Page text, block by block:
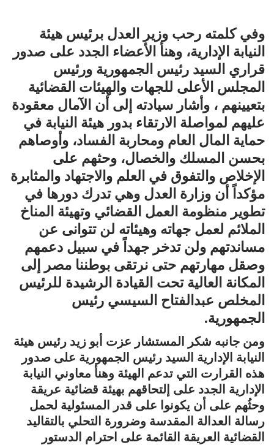
وفي كلمته رحب وزير العدل برئيس هيئة
النيابة الإدارية، وهنأ الأعضاء الجدد على صدور
قراري السيد رئيس الجمهورية ورئيس
المجلس الأعلى للجهات والهيئات القضائية
بتعيينهم ، وأشار سيادته إلى أن الآمال معقودة
عليهم لمواصلة الارتقاء بدور هيئة النيابة في
حماية المال العام ومحاربة الفساد، وأوصاهم
بحسن المسلك والخصال، وحثهم على
الإخلاص والتفوق في العلم والاجتهاد والمثابرة
مؤكداً أن وزارة العدل وهي تدرك دورها في
تطوير منظومة العمل القضائي وتهيئة المناخ
الملائم لعمل جهاته وهيئاته لن تتوانى عن
مساندتهم ولن تدخر جهداً في سبيل دعمهم
وصقل مهارتهم حتى نرتقى بوطننا مصر إلى
المكانة العالية تحت القيادة الرشيدة للرئيس
المخلص عبدالفتاح السيسي رئيس
الجمهورية.
ومن جانبه شكر المستشار عزت أبو زيد رئيس هيئة
النيابة الإدارية السيد رئيس الجمهورية على صدور
هذه القرارت التي تدعم الهيئة وهنأ معاوني النيابة
الإدارية الجدد على إلتحاقهم بهيئة قضائية عريقة
وحثُهم على أن يكونوا على قدر المسئولية لحمل
رسالة العدالة المقدسة وضرورة التحلي بالتقاليد
القضائية العريقة القائمة على احترام الدستور